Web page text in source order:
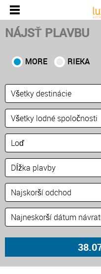
NÁJSŤ PLAVBU
MORE RIEKA